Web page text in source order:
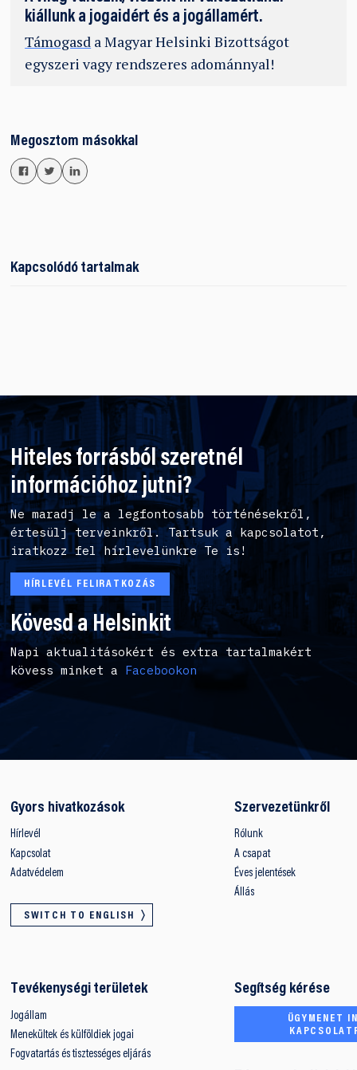
kiállunk a jogaidért és a jogállamért.
Támogasd a Magyar Helsinki Bizottságot
egyszeri vagy rendszeres adománnyal!
Megosztom másokkal
Kapcsolódó tartalmak
Hiteles forrásból szeretnél
információhoz jutni?
Ne maradj le a legfontosabb történésekről,
értesülj terveinkről. Tartsuk a kapcsolatot,
iratkozz fel hírlevelünkre Te is!
HÍRLEVÉL FELIRATKOZÁS
Kövesd a Helsinkit
Napi aktualitásokért és extra tartalmakért
kövess minket a Facebookon
Gyors hivatkozások
Hírlevél
Kapcsolat
Adatvédelem
SWITCH TO ENGLISH
Szervezetünkről
Rólunk
A csapat
Éves jelentések
Állás
Tevékenységi területek
Jogállam
Menekültek és külföldiek jogai
Fogvatartás és tisztességes eljárás
Segítség kérése
ÜGYMENET